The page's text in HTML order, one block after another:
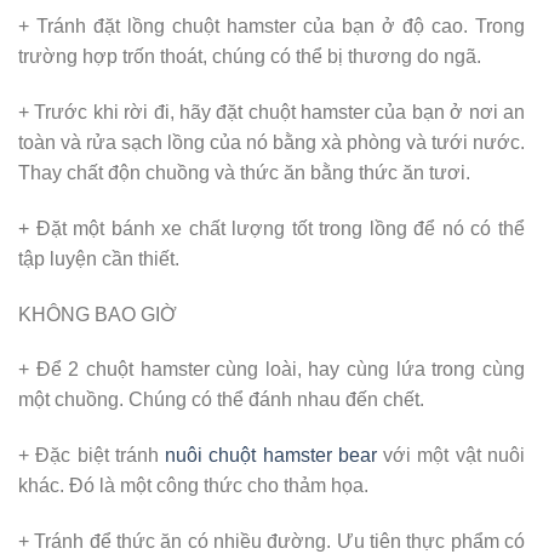
+ Tránh đặt lồng chuột hamster của bạn ở độ cao. Trong
trường hợp trốn thoát, chúng có thể bị thương do ngã.
+ Trước khi rời đi, hãy đặt chuột hamster của bạn ở nơi an
toàn và rửa sạch lồng của nó bằng xà phòng và tưới nước.
Thay chất độn chuồng và thức ăn bằng thức ăn tươi.
+ Đặt một bánh xe chất lượng tốt trong lồng để nó có thể
tập luyện cần thiết.
KHÔNG BAO GIỜ
+ Để 2 chuột hamster cùng loài, hay cùng lứa trong cùng
một chuồng. Chúng có thể đánh nhau đến chết.
+ Đặc biệt tránh nuôi chuột hamster bearvới một vật nuôi
khác. Đó là một công thức cho thảm họa.
+ Tránh để thức ăn có nhiều đường. Ưu tiên thực phẩm có